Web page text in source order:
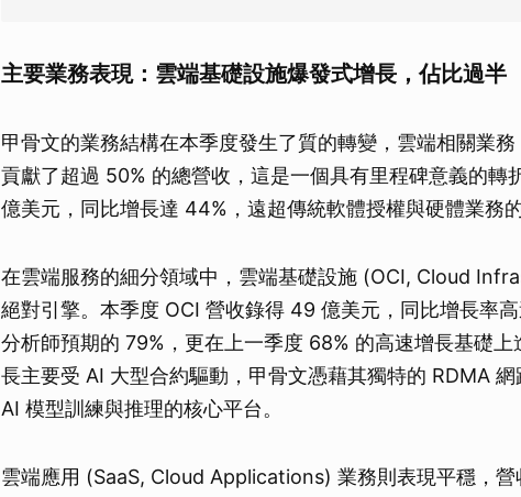
主要業務表現： 雲端基礎設施爆發式增長，佔比過半
甲骨文的業務結構在本季度發生了質的轉變，雲端相關業
貢獻了超過 50% 的總營收，這是一個具有里程碑意義的轉
億美元，同比增長達 44%，遠超傳統軟體授權與硬體業務的
在雲端服務的細分領域中，雲端基礎設施 (OCI, Cloud
絕對引擎。本季度 OCI 營收錄得 49 億美元，同比增長率
分析師預期的 79%，更在上一季度 68% 的高速增長基礎
長主要受 AI 大型合約驅動，甲骨文憑藉其獨特的 RDMA
AI 模型訓練與推理的核心平台。
雲端應用 (SaaS, Cloud Applications) 業務則表現平穩，
取消